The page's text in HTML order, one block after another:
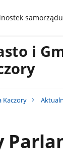
i
Kaczory